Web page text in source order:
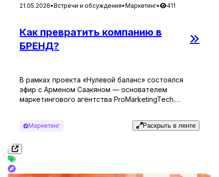
21.05.2026•Встречи и обсуждения•Маркетинг• 411
Как превратить компанию в
БРЕНД?
В рамках проекта «Нулевой баланс» состоялся
эфир с Арменом Саакяном — основателем
маркетингового агентства ProMarketingTech.
интересом: слоган его компании «Помогаем
превращать маркетинг в управляемую систему»
Армен Саакян прошёл путь от одиночного
Маркетинг Раскрыть в ленте